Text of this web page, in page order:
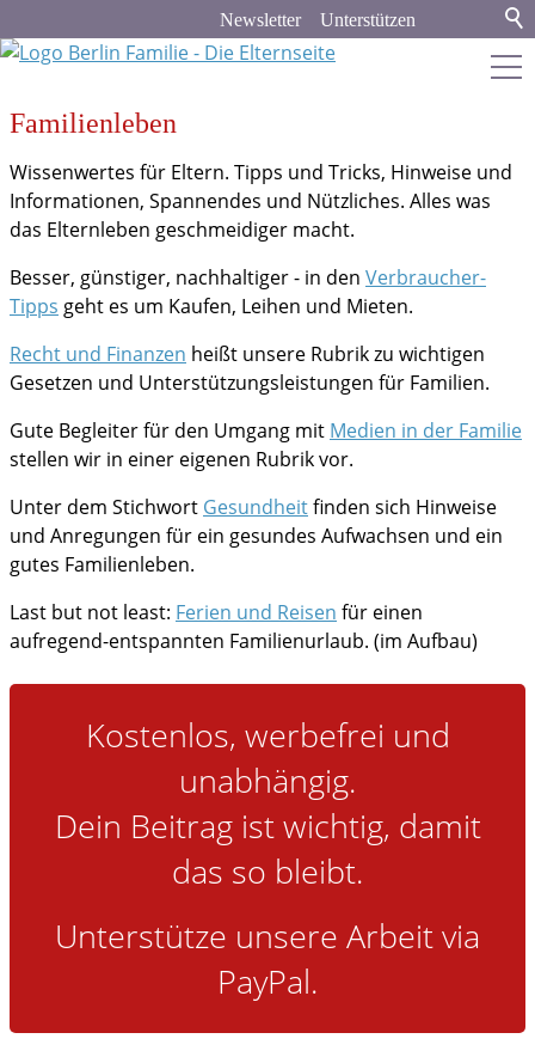
Unterstützen
Newsletter
berlin-familie.de
Stadt & Land
Politik & Gesellschaft
Familienleben
Verbraucher-Tipps
Medien
Gesundheit
Ferien und Reisen
Familienleben
Wissenwertes für Eltern. Tipps und Tricks, Hinweise und
Informationen, Spannendes und Nützliches. Alles was
das Elternleben geschmeidiger macht.
Besser, günstiger, nachhaltiger - in den Verbraucher-
Tipps geht es um Kaufen, Leihen und Mieten.
Recht und Finanzen heißt unsere Rubrik zu wichtigen
Gesetzen und Unterstützungsleistungen für Familien.
Gute Begleiter für den Umgang mit Medien in der Familie
stellen wir in einer eigenen Rubrik vor.
Unter dem Stichwort Gesundheitfinden sich Hinweise
und Anregungen für ein gesundes Aufwachsen und ein
gutes Familienleben.
Last but not least: Ferien und Reisen für einen
aufregend-entspannten Familienurlaub. (im Aufbau)
Kostenlos, werbefrei und
unabhängig.
Dein Beitrag ist wichtig, damit
das so bleibt.
Unterstütze unsere Arbeit via
PayPal.